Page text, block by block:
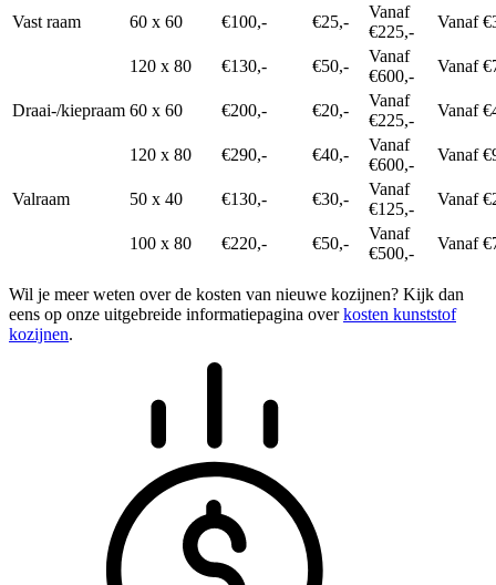
Vast raam 60 x 60 €100,- €25,-
Vanaf
€225,-
Vanaf
120 x 80 €130,- €50,-
Vanaf
€600,-
Vanaf
Draai-/kiepraam 60 x 60 €200,- €20,-
Vanaf
€225,-
Vanaf
120 x 80 €290,- €40,-
Vanaf
€600,-
Vanaf
Valraam 50 x 40 €130,- €30,-
Vanaf
€125,-
Vanaf
100 x 80 €220,- €50,-
Vanaf
€500,-
Vanaf
Wil je meer weten over de kosten van nieuwe kozijnen? Kijk dan
eens op onze uitgebreide informatiepagina overkosten kunststof
kozijnen.